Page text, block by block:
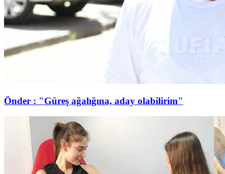
Önder : "Güreş ağalığına, aday olabilirim"